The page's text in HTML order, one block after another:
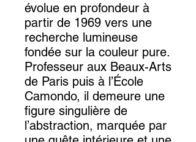
évolue en profondeur à
partir de 1969 vers une
recherche lumineuse
fondée sur la couleur pure.
Professeur aux Beaux-Arts
de Paris puis à l’École
Camondo, il demeure une
figure singulière de
l’abstraction, marquée par